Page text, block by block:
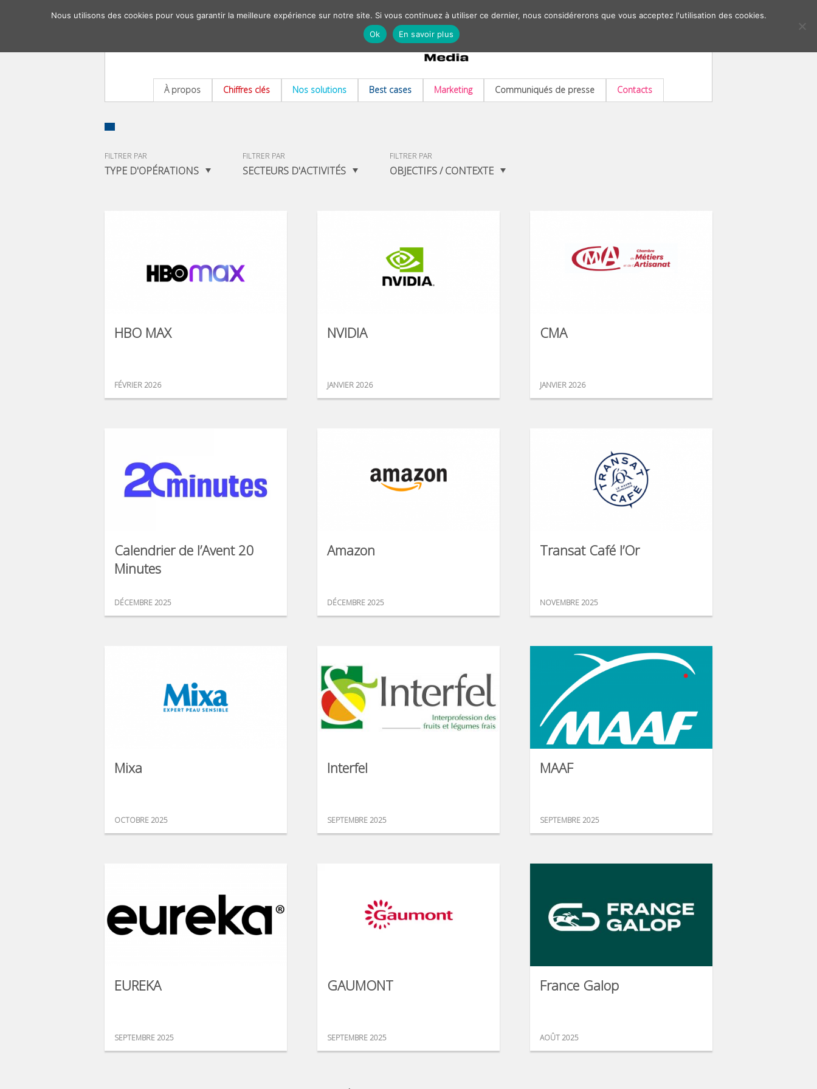
À propos Chiffres clés Nos solutions Best cases Marketing Communiqués de presse Contacts
FILTRER PAR
TYPE D'OPÉRATIONS
FILTRER PAR
SECTEURS D'ACTIVITÉS
FILTRER PAR
OBJECTIFS / CONTEXTE
HBO MAX
FÉVRIER 2026
NVIDIA
JANVIER 2026
CMA
JANVIER 2026
Calendrier de l’Avent 20
Minutes
DÉCEMBRE 2025
Amazon
DÉCEMBRE 2025
Transat Café l’Or
NOVEMBRE 2025
Mixa
OCTOBRE 2025
Interfel
SEPTEMBRE 2025
MAAF
SEPTEMBRE 2025
EUREKA
SEPTEMBRE 2025
GAUMONT
SEPTEMBRE 2025
France Galop
AOÛT 2025
Nous utilisons des cookies pour vous garantir la meilleure expérience sur notre site. Si vous continuez à utiliser ce dernier, nous considérerons que vous acceptez l'utilisation des cookies.
Ok
En savoir plus